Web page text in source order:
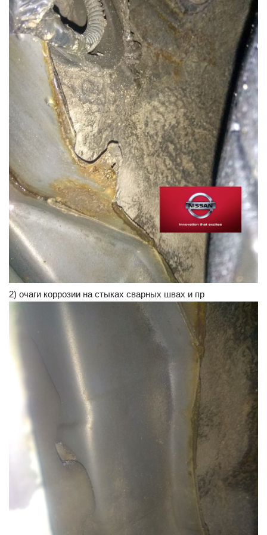
2) очаги коррозии на стыках сварных швах и пр